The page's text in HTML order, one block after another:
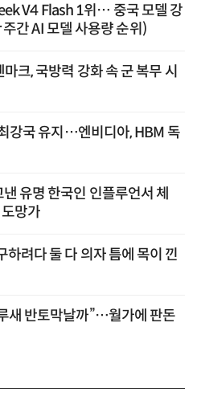
V4 Flash 1위… 중국 모델 강
간 AI 모델 사용량 순위)
크, 국방력 강화 속 군 복무 시
강국 유지…엔비디아, HBM 독
유명 한국인 인플루언서 체
망가
려다 둘 다 의자 틈에 목이 낀
새 반토막날까”…월가에 판돈